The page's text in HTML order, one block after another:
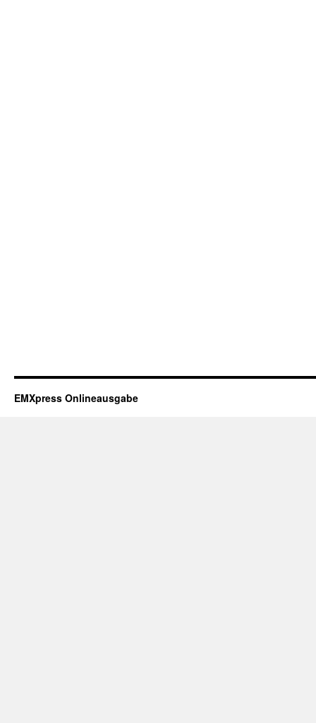
EMXpress Onlineausgabe